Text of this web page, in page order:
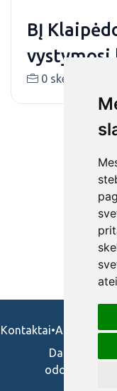
BĮ
vystymosi
0 skelbimai (-ų)
Kontaktai•Apie mus•
Darbo